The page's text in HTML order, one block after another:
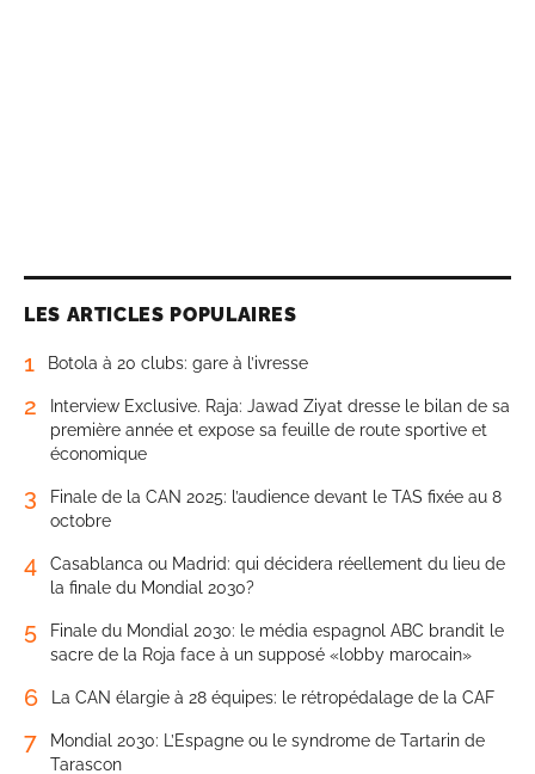
LES ARTICLES POPULAIRES
1 Botola à 20 clubs: gare à l’ivresse
2
Interview Exclusive. Raja: Jawad Ziyat dresse le bilan de sa
première année et expose sa feuille de route sportive et
économique
3
Finale de la CAN 2025: l’audience devant le TAS fixée au 8
octobre
4
Casablanca ou Madrid: qui décidera réellement du lieu de
la finale du Mondial 2030?
5
Finale du Mondial 2030: le média espagnol ABC brandit le
sacre de la Roja face à un supposé «lobby marocain»
6 La CAN élargie à 28 équipes: le rétropédalage de la CAF
7
Mondial 2030: L’Espagne ou le syndrome de Tartarin de
Tarascon